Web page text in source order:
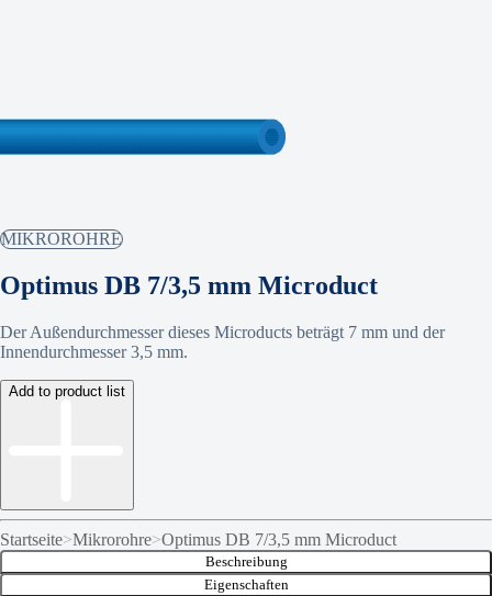
MIKROROHRE
Optimus DB 7/3,5 mm Microduct
Der Außendurchmesser dieses Microducts beträgt 7 mm und der
Innendurchmesser 3,5 mm.
Add to product list
Startseite>Mikrorohre>Optimus DB 7/3,5 mm Microduct
Beschreibung
Eigenschaften